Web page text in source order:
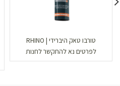
טורבו טאק היברידי | RHINO
לפרטים נא להתקשר לחנות